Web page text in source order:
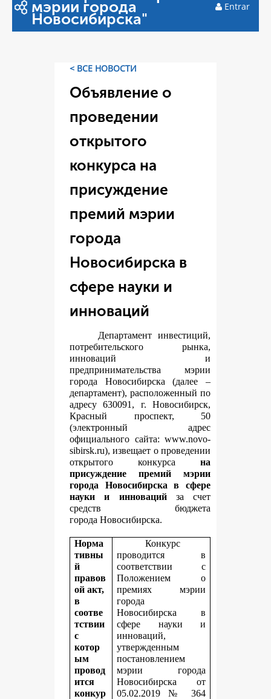
мэрии города
Новосибирска"
Entrar
< ВСЕ НОВОСТИ
Объявление о
проведении
открытого
конкурса на
присуждение
премий мэрии
города
Новосибирска в
сфере науки и
инноваций
Департамент инвестиций,
потребительского рынка,
инноваций и
предпринимательства мэрии
города Новосибирска (далее –
департамент), расположенный по
адресу 630091, г. Новосибирск,
Красный проспект, 50
(электронный адрес
официального сайта: www.novo-
sibirsk.ru), извещает о проведении
открытого конкурса на
присуждение премий мэрии
города Новосибирска в сфере
науки и инноваций за счет
средств бюджета
города Новосибирска.
Норма
тивны
й
правов
ой акт,
в
соотве
тствии
с
котор
ым
провод
ится
конкур
Конкурс
проводится в
соответствии с
Положением о
премиях мэрии
города
Новосибирска в
сфере науки и
инноваций,
утвержденным
постановлением
мэрии города
Новосибирска от
05.02.2019 № 364